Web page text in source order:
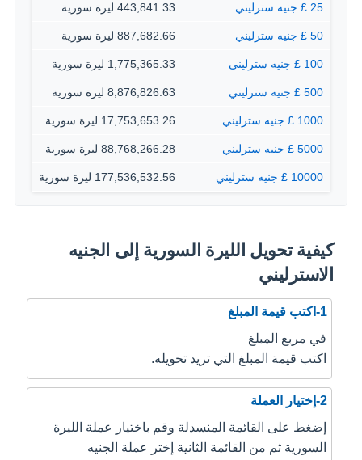
25 £ جنيه سترليني 443,841.33 ليرة سورية
50 £ جنيه سترليني 887,682.66 ليرة سورية
100 £ جنيه سترليني 1,775,365.33 ليرة سورية
500 £ جنيه سترليني 8,876,826.63 ليرة سورية
1000 £ جنيه سترليني 17,753,653.26 ليرة سورية
5000 £ جنيه سترليني 88,768,266.28 ليرة سورية
10000 £ جنيه سترليني 177,536,532.56 ليرة سورية
كيفية تحويل الليرة السورية إلى الجنيه
الاسترليني
1-اكتب قيمة المبلغ
في مربع المبلغ
اكتب قيمة المبلغ التي تريد تحويله.
2-إختيار العملة
إضغط على القائمة المنسدلة وقم باختيار عملة الليرة
السورية ثم من القائمة الثانية إختر عملة الجنيه